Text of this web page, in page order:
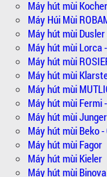
Máy hút mùi
Máy Húi Mùi
Máy hút mùi
Máy hút mùi Lorca
Máy hút mùi
Máy hút mùi
Máy hút mùi
Máy hút mùi Fermi
Máy hút mùi Junger
Máy hút mùi Beko -
Máy hút mùi Fagor
Máy hút mùi Kieler
Máy hút mùi Binova